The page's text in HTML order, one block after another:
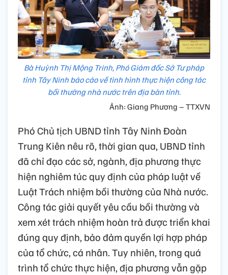
Bà Huỳnh Thị Mộng Trinh, Phó Giám đốc Sở Tư pháp
tỉnh Tây Ninh báo cáo về tình hình thực hiện công tác
bồi thường nhà nước trên địa bàn tỉnh.
Ảnh: Giang Phương – TTXVN
Phó Chủ tịch UBND tỉnh Tây Ninh Đoàn
Trung Kiên nêu rõ, thời gian qua, UBND tỉnh
đã chỉ đạo các sở, ngành, địa phương thực
hiện nghiêm túc quy định của pháp luật về
Luật Trách nhiệm bồi thường của Nhà nước.
Công tác giải quyết yêu cầu bồi thường và
xem xét trách nhiệm hoàn trả được triển khai
đúng quy định, bảo đảm quyền lợi hợp pháp
của tổ chức, cá nhân. Tuy nhiên, trong quá
trình tổ chức thực hiện, địa phương vẫn gặp